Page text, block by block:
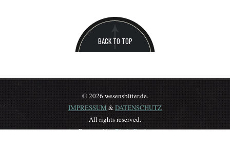
BACK TO TOP
© 2026 wesensbitter.de.
IMPRESSUM&DATENSCHUTZ
All rights reserved.
Designed byBlickeDeeler